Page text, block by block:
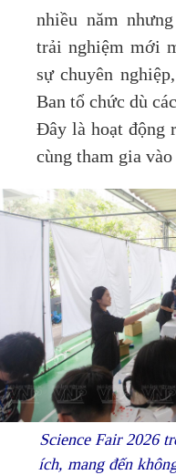
nhiều năm
trải nghiệm mới
sự chuyên
Ban tổ chức dù
Đây là hoạt động
cùng tham gia
Science Fair 2026
ích, mang đến